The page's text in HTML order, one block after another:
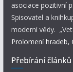
asociace pozitivní
Spisovatel a
moderní vědy.
Prolomení hradeb,
Přebírání článků